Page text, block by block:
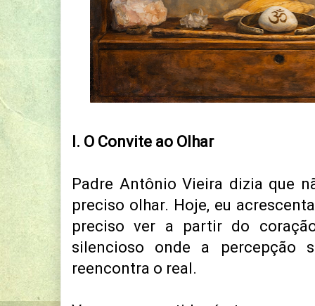
I. O Convite ao Olhar
Padre Antônio Vieira dizia que
preciso olhar. Hoje, eu
preciso ver a partir do
silencioso onde a percepção
reencontra o real.